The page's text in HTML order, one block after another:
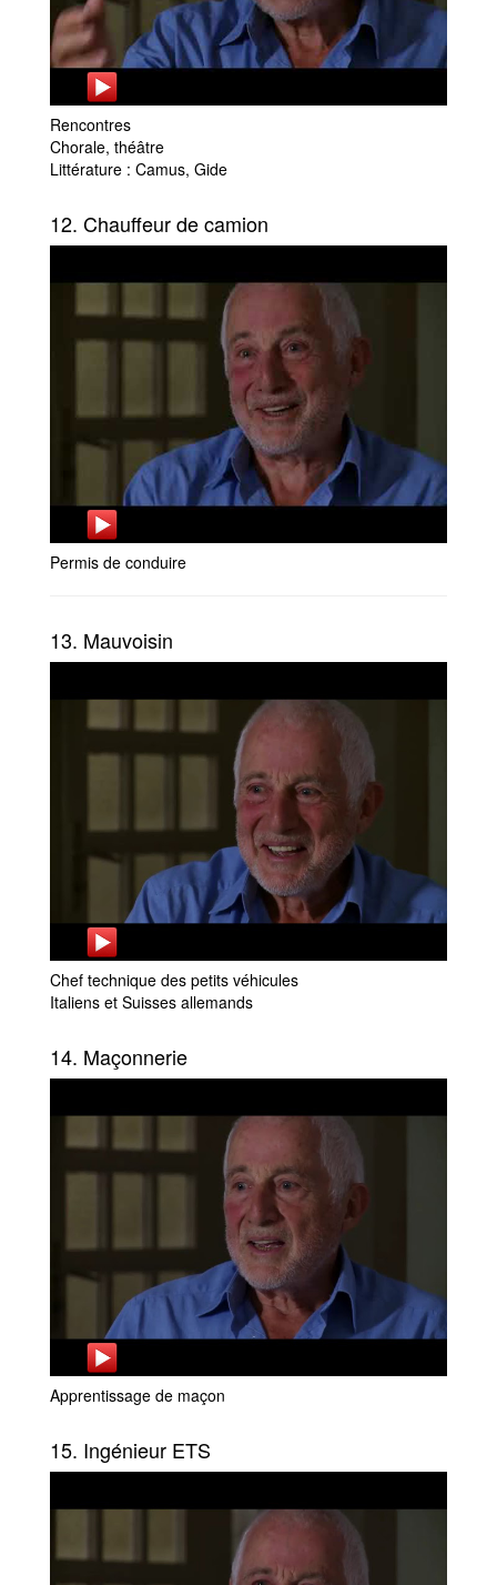
Rencontres
Chorale, théâtre
Littérature : Camus, Gide
12. Chauffeur de camion
Permis de conduire
13. Mauvoisin
Chef technique des petits véhicules
Italiens et Suisses allemands
14. Maçonnerie
Apprentissage de maçon
15. Ingénieur ETS